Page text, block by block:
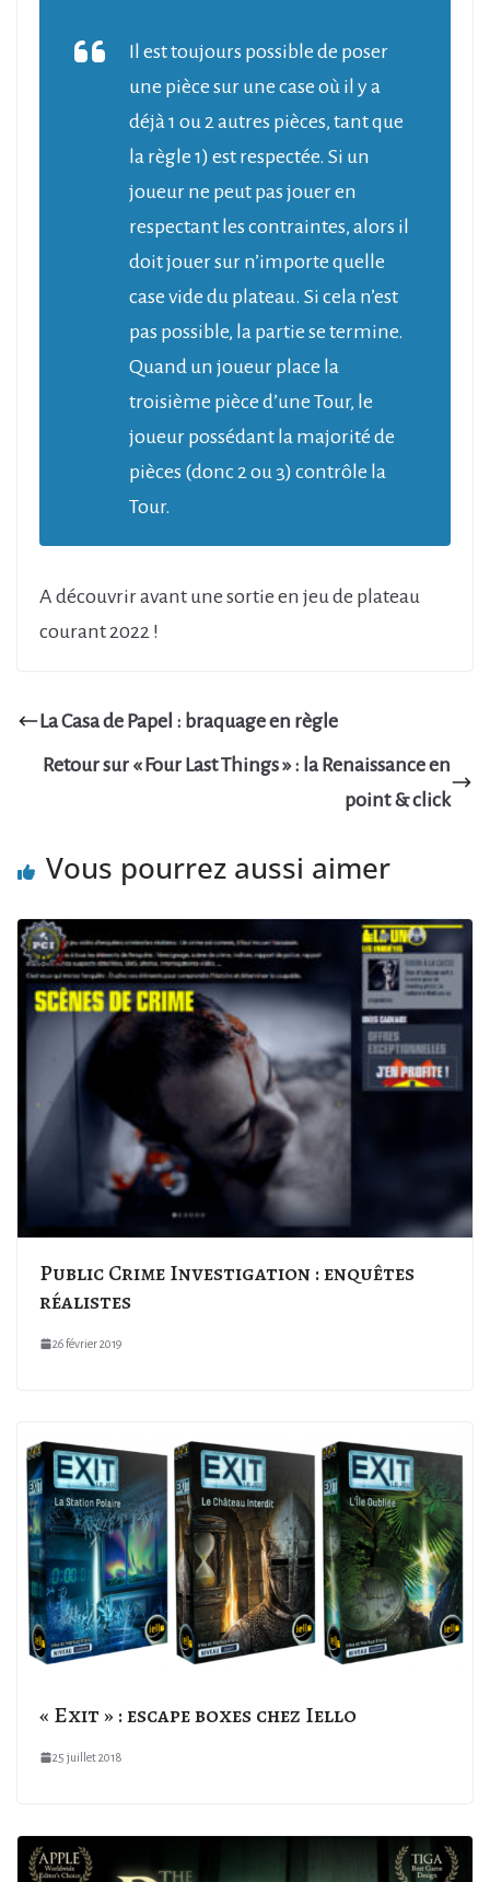
Il est toujours possible de poser
une pièce sur une case où il y a
déjà 1 ou 2 autres pièces, tant que
la règle 1) est respectée. Si un
joueur ne peut pas jouer en
respectant les contraintes, alors il
doit jouer sur n’importe quelle
case vide du plateau. Si cela n’est
pas possible, la partie se termine.
Quand un joueur place la
troisième pièce d’une Tour, le
joueur possédant la majorité de
pièces (donc 2 ou 3) contrôle la
Tour.
A découvrir avant une sortie en jeu de plateau
courant 2022 !
La Casa de Papel : braquage en règle
Retour sur « Four Last Things » : la Renaissance en
point & click
Vous pourrez aussi aimer
Public Crime Investigation : enquêtes
réalistes
26 février 2019
« Exit » : escape boxes chez Iello
25 juillet 2018